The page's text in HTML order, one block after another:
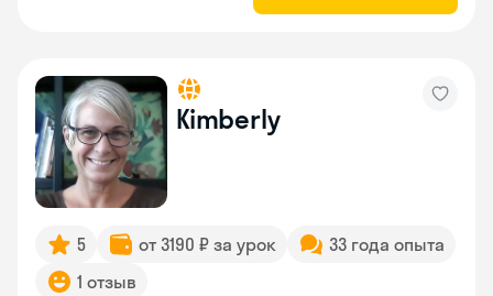
Kimberly
5 от 3190 ₽ за урок
33 года опыта
1 отзыв